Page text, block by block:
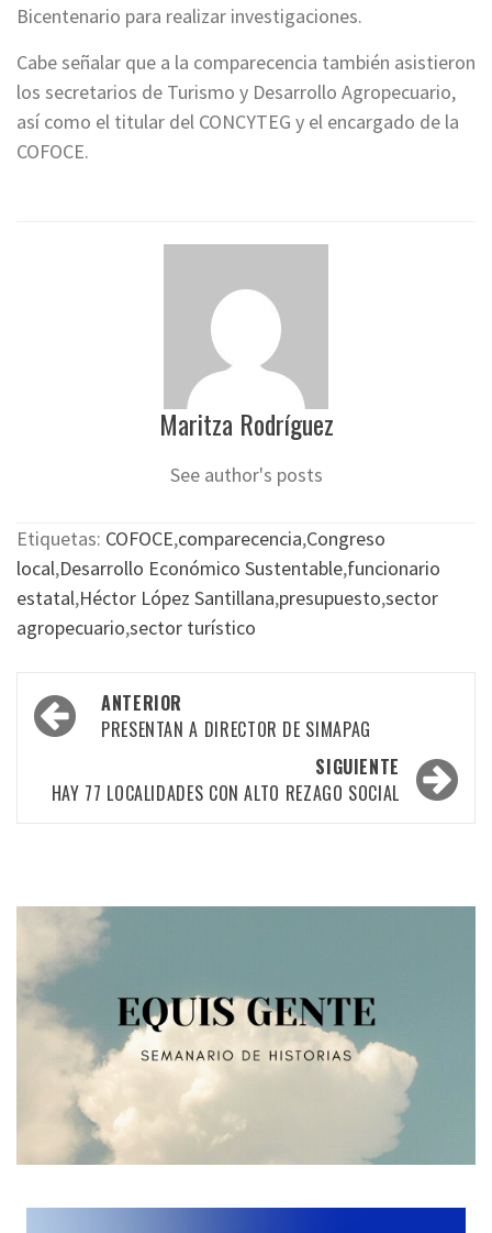
Bicentenario para realizar investigaciones.
Cabe señalar que a la comparecencia también asistieron
los secretarios de Turismo y Desarrollo Agropecuario,
así como el titular del CONCYTEG y el encargado de la
COFOCE.
Maritza Rodríguez
See author's posts
Etiquetas: COFOCE,comparecencia,Congreso
local,Desarrollo Económico Sustentable,funcionario
estatal,Héctor López Santillana,presupuesto,sector
agropecuario,sector turístico
Navegación
por
las
entradas
ANTERIOR
PRESENTAN A DIRECTOR DE SIMAPAG
SIGUIENTE
HAY 77 LOCALIDADES CON ALTO REZAGO SOCIAL